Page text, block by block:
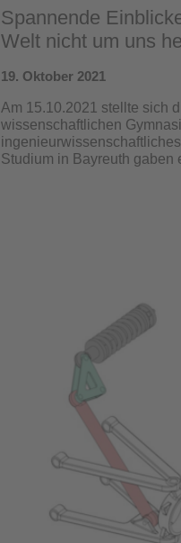
Spannende
Welt nicht um uns
19. Oktober 2021
Am 15.10.2021 stellte sich
wissenschaftlichen
Studium in Bayreuth